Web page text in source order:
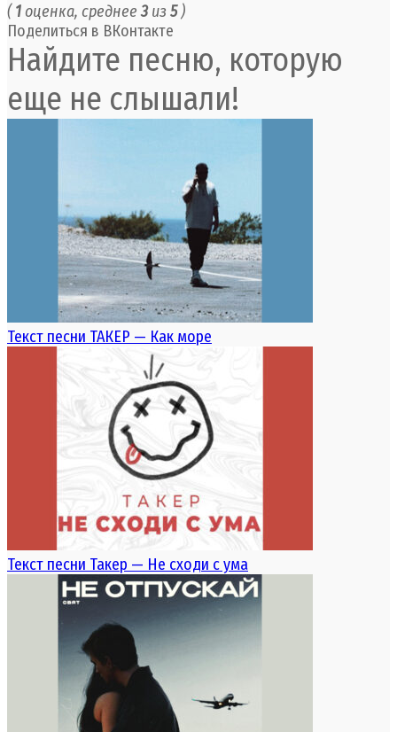
(1 оценка, среднее3из 5)
Поделиться в ВКонтакте
Найдите песню, которую
еще не слышали!
Текст песни ТАКЕР — Как море
Текст песни Такер — Не сходи с ума